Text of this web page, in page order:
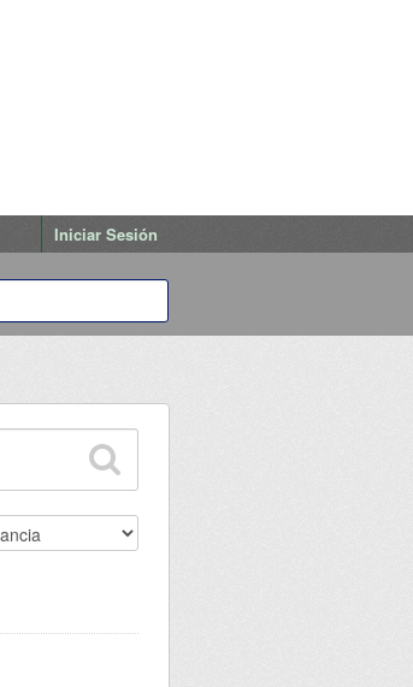
Iniciar Sesión